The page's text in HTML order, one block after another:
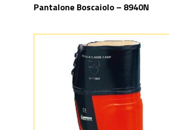
Pantalone Boscaiolo – 8940N